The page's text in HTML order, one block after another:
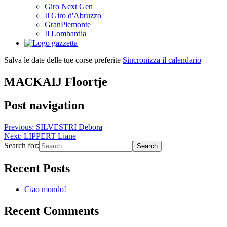
Giro Next Gen
Il Giro d'Abruzzo
GranPiemonte
Il Lombardia
Salva le date delle tue corse preferite Sincronizza il calendario
MACKAIJ Floortje
Post navigation
Previous: SILVESTRI Debora
Next: LIPPERT Liane
Search for:
Recent Posts
Ciao mondo!
Recent Comments